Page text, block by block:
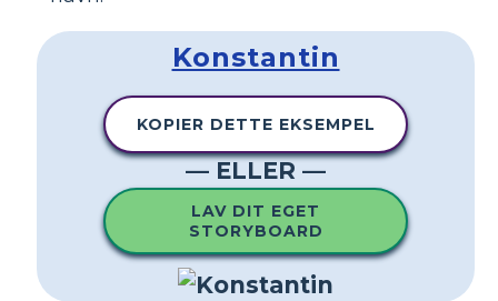
Konstantin
KOPIER DETTE EKSEMPEL
— ELLER —
LAV DIT EGET
STORYBOARD